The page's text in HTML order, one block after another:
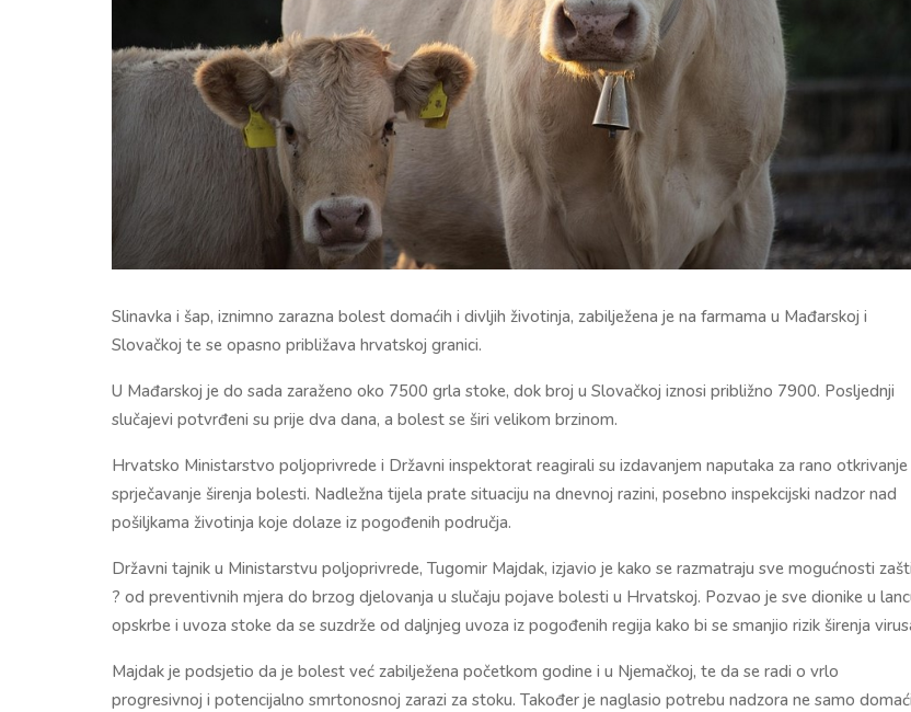
Slinavka i šap, iznimno zarazna bolest domaćih i divljih životinja, zabilježena je na farmama u Mađarskoj i
Slovačkoj te se opasno približava hrvatskoj granici.
U Mađarskoj je do sada zaraženo oko 7500 grla stoke, dok broj u Slovačkoj iznosi približno 7900. Posljednji
slučajevi potvrđeni su prije dva dana, a bolest se širi velikom brzinom.
Hrvatsko Ministarstvo poljoprivrede i Državni inspektorat reagirali su izdavanjem naputaka za rano otkrivanje
sprječavanje širenja bolesti. Nadležna tijela prate situaciju na dnevnoj razini, posebno inspekcijski nadzor nad
pošiljkama životinja koje dolaze iz pogođenih područja.
Državni tajnik u Ministarstvu poljoprivrede, Tugomir Majdak, izjavio je kako se razmatraju sve mogućnosti
? od preventivnih mjera do brzog djelovanja u slučaju pojave bolesti u Hrvatskoj. Pozvao je sve dionike u
opskrbe i uvoza stoke da se suzdrže od daljnjeg uvoza iz pogođenih regija kako bi se smanjio rizik širenja
Majdak je podsjetio da je bolest već zabilježena početkom godine i u Njemačkoj, te da se radi o vrlo
progresivnoj i potencijalno smrtonosnoj zarazi za stoku. Također je naglasio potrebu nadzora ne samo